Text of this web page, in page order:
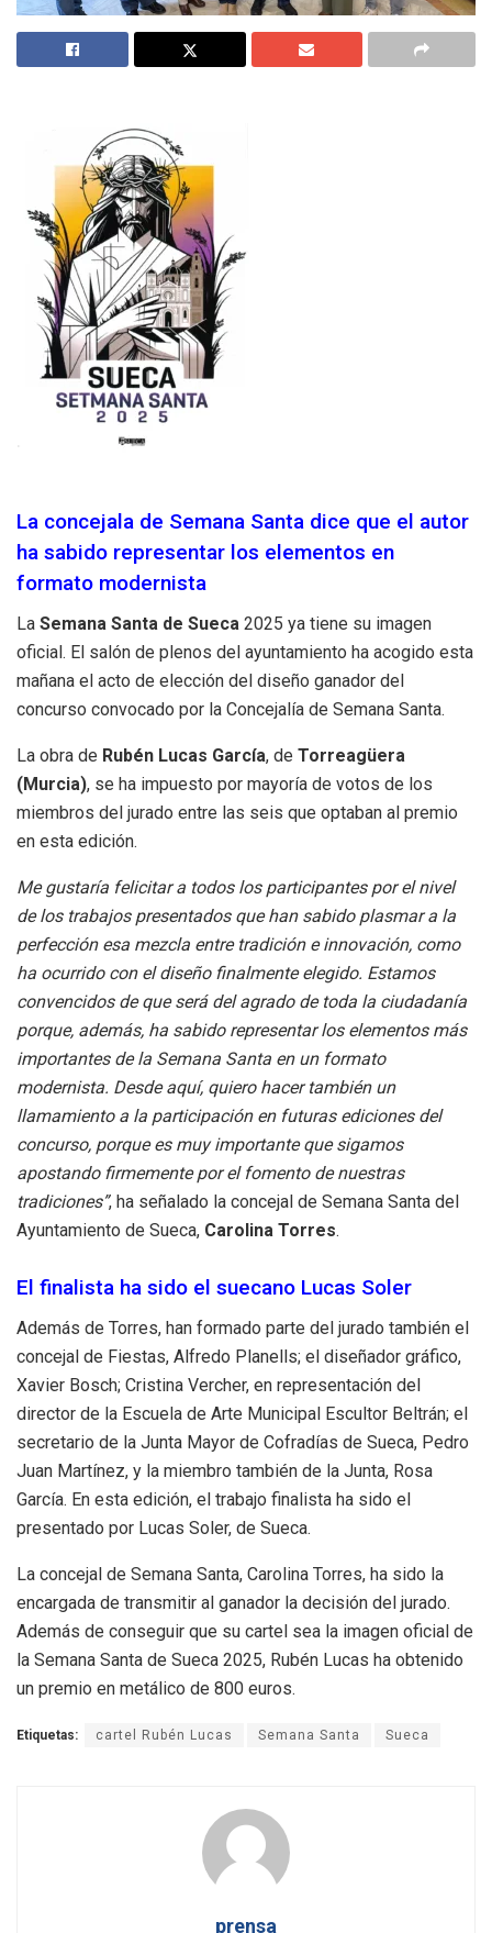
La concejala de Semana Santa dice que el autor
ha sabido representar los elementos en
formato modernista
La Semana Santa de Sueca 2025 ya tiene su imagen
oficial. El salón de plenos del ayuntamiento ha acogido esta
mañana el acto de elección del diseño ganador del
concurso convocado por la Concejalía de Semana Santa.
La obra de Rubén Lucas García, de Torreagüera
(Murcia), se ha impuesto por mayoría de votos de los
miembros del jurado entre las seis que optaban al premio
en esta edición.
Me gustaría felicitar a todos los participantes por el nivel
de los trabajos presentados que han sabido plasmar a la
perfección esa mezcla entre tradición e innovación, como
ha ocurrido con el diseño finalmente elegido. Estamos
convencidos de que será del agrado de toda la ciudadanía
porque, además, ha sabido representar los elementos más
importantes de la Semana Santa en un formato
modernista. Desde aquí, quiero hacer también un
llamamiento a la participación en futuras ediciones del
concurso, porque es muy importante que sigamos
apostando firmemente por el fomento de nuestras
tradiciones”, ha señalado la concejal de Semana Santa del
Ayuntamiento de Sueca, Carolina Torres.
El finalista ha sido el suecano Lucas Soler
Además de Torres, han formado parte del jurado también el
concejal de Fiestas, Alfredo Planells; el diseñador gráfico,
Xavier Bosch; Cristina Vercher, en representación del
director de la Escuela de Arte Municipal Escultor Beltrán; el
secretario de la Junta Mayor de Cofradías de Sueca, Pedro
Juan Martínez, y la miembro también de la Junta, Rosa
García. En esta edición, el trabajo finalista ha sido el
presentado por Lucas Soler, de Sueca.
La concejal de Semana Santa, Carolina Torres, ha sido la
encargada de transmitir al ganador la decisión del jurado.
Además de conseguir que su cartel sea la imagen oficial de
la Semana Santa de Sueca 2025, Rubén Lucas ha obtenido
un premio en metálico de 800 euros.
Etiquetas: cartel Rubén Lucas Semana Santa Sueca
prensa